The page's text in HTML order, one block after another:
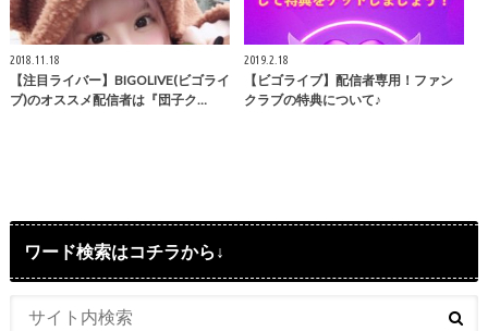
2018.11.18
【注目ライバー】BIGOLIVE(ビゴライ
ブ)のオススメ配信者は『団子ク…
2019.2.18
【ビゴライブ】配信者専用！ファン
クラブの特典について♪
ワード検索はコチラから↓